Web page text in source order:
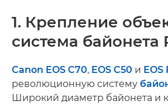
1. Крепление
система байонета
Canon EOS C70, EOS C50 и EOS
революционную систему
Широкий диаметр байонета и